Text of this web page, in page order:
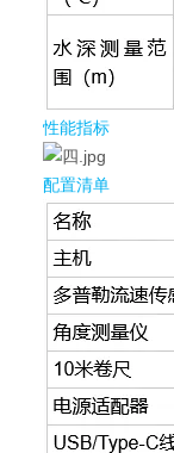
性能指标
配置清单